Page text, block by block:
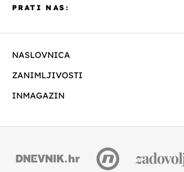
NASLOVNICA
ZANIMLJIVOSTI
INMAGAZIN
PRATI NAS: